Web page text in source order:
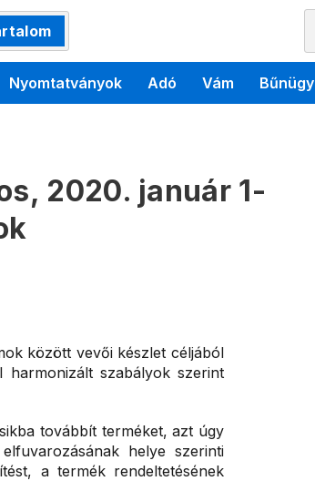
Nyomtatványok Adó Vám Bűnügy
2020. január 1-
között vevői készlet céljából
harmonizált szabályok szerint
továbbít terméket, azt úgy
helye szerinti
a termék rendeltetésének